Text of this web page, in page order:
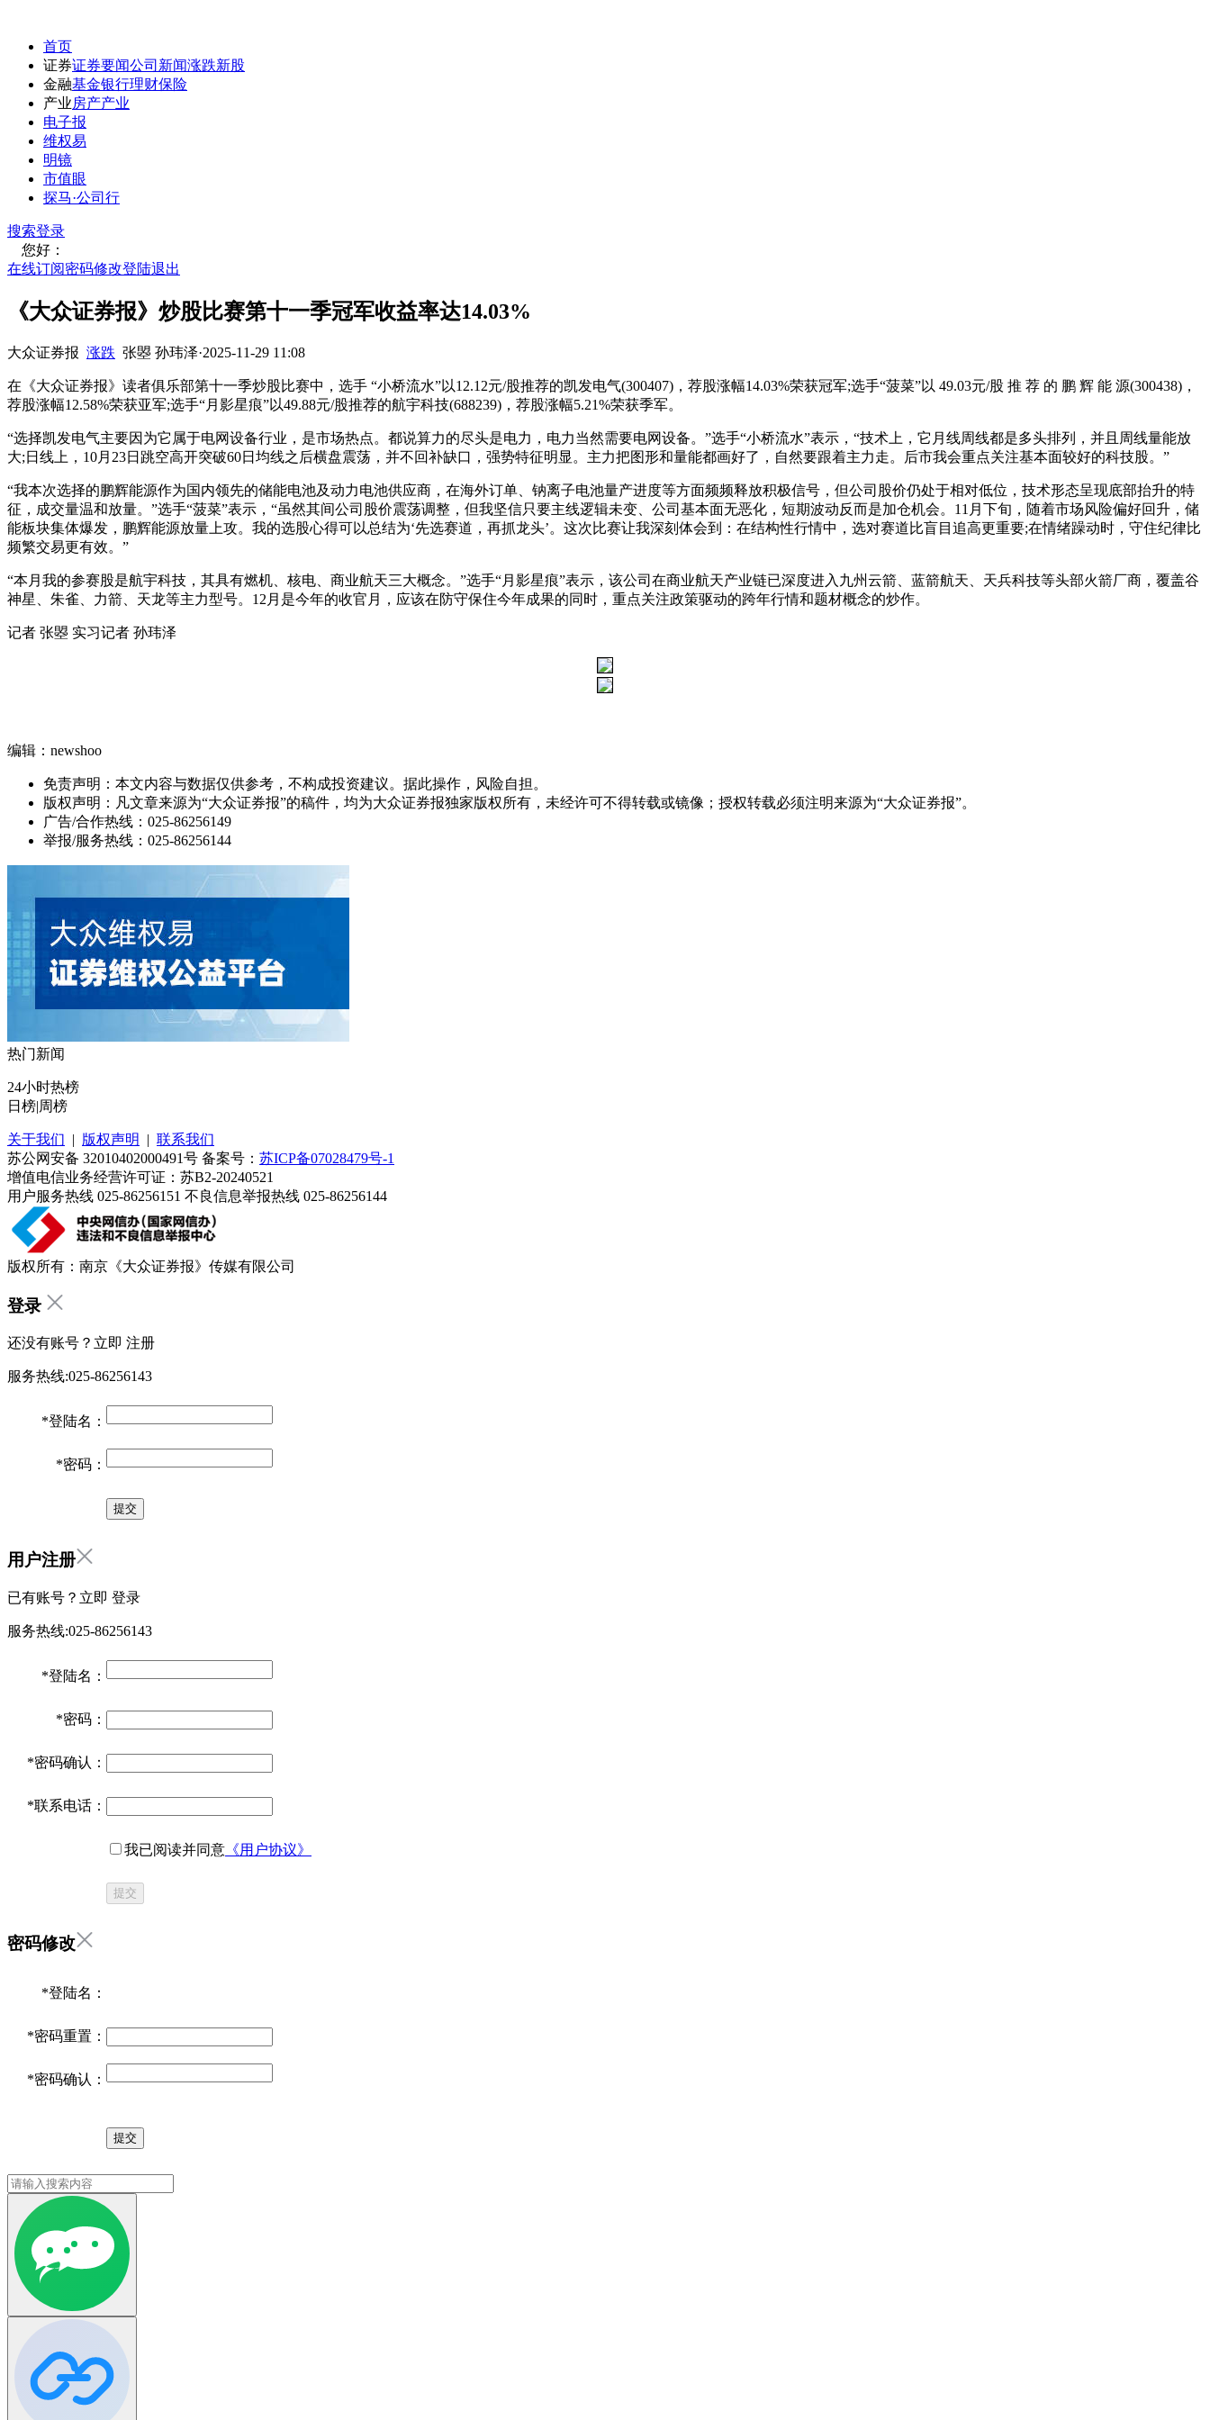
首页
证券证券要闻公司新闻涨跌新股
金融基金银行理财保险
产业房产产业
电子报
维权易
明镜
市值眼
探马·公司行
搜索登录
您好：
在线订阅密码修改登陆退出
《大众证券报》炒股比赛第十一季冠军收益率达14.03%
大众证券报 涨跌 张曌 孙玮泽·2025-11-29 11:08
在《大众证券报》读者俱乐部第十一季炒股比赛中，选手 “小桥流水”以12.12元/股推荐的凯发电气(300407)，荐股涨幅14.03%荣获冠军;选手“菠菜”以 49.03元/股 推 荐 的 鹏 辉 能 源(300438)，
荐股涨幅12.58%荣获亚军;选手“月影星痕”以49.88元/股推荐的航宇科技(688239)，荐股涨幅5.21%荣获季军。
“选择凯发电气主要因为它属于电网设备行业，是市场热点。都说算力的尽头是电力，电力当然需要电网设备。”选手“小桥流水”表示，“技术上，它月线周线都是多头排列，并且周线量能放
大;日线上，10月23日跳空高开突破60日均线之后横盘震荡，并不回补缺口，强势特征明显。主力把图形和量能都画好了，自然要跟着主力走。后市我会重点关注基本面较好的科技股。”
“我本次选择的鹏辉能源作为国内领先的储能电池及动力电池供应商，在海外订单、钠离子电池量产进度等方面频频释放积极信号，但公司股价仍处于相对低位，技术形态呈现底部抬升的特
征，成交量温和放量。”选手“菠菜”表示，“虽然其间公司股价震荡调整，但我坚信只要主线逻辑未变、公司基本面无恶化，短期波动反而是加仓机会。11月下旬，随着市场风险偏好回升，储
能板块集体爆发，鹏辉能源放量上攻。我的选股心得可以总结为‘先选赛道，再抓龙头’。这次比赛让我深刻体会到：在结构性行情中，选对赛道比盲目追高更重要;在情绪躁动时，守住纪律比
频繁交易更有效。”
“本月我的参赛股是航宇科技，其具有燃机、核电、商业航天三大概念。”选手“月影星痕”表示，该公司在商业航天产业链已深度进入九州云箭、蓝箭航天、天兵科技等头部火箭厂商，覆盖谷
神星、朱雀、力箭、天龙等主力型号。12月是今年的收官月，应该在防守保住今年成果的同时，重点关注政策驱动的跨年行情和题材概念的炒作。
记者 张曌 实习记者 孙玮泽
编辑：newshoo
免责声明：本文内容与数据仅供参考，不构成投资建议。据此操作，风险自担。
版权声明：凡文章来源为“大众证券报”的稿件，均为大众证券报独家版权所有，未经许可不得转载或镜像；授权转载必须注明来源为“大众证券报”。
广告/合作热线：025-86256149
举报/服务热线：025-86256144
热门新闻
24小时热榜
日榜|周榜
关于我们 | 版权声明 | 联系我们
苏公网安备 32010402000491号 备案号： 苏ICP备07028479号-1
增值电信业务经营许可证：苏B2-20240521
用户服务热线 025-86256151 不良信息举报热线 025-86256144
版权所有：南京《大众证券报》传媒有限公司
登录
还没有账号？立即 注册
服务热线:025-86256143
*登陆名：
*密码：
用户注册
已有账号？立即 登录
服务热线:025-86256143
*登陆名：
*密码：
*密码确认：
*联系电话：
我已阅读并同意 《用户协议》
提交
密码修改
*登陆名：
*密码重置：
*密码确认：